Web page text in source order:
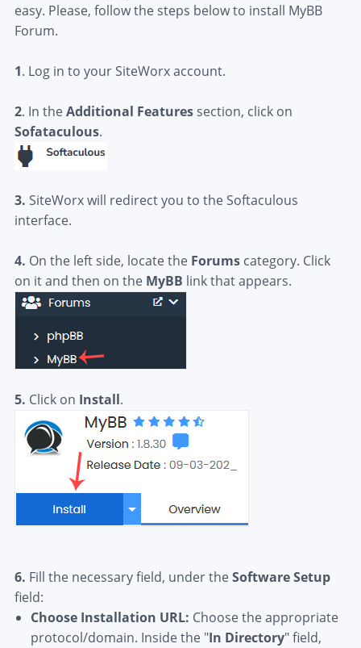
easy. Please, follow the steps below to install MyBB
Forum.
1. Log in to your SiteWorx account.
2. In theAdditional Featuressection, click on
Sofataculous.
3. SiteWorx will redirect you to the Softaculous
interface.
4. On the left side, locate the Forumscategory. Click
on it and then on the MyBB link that appears.
5. Click on Install.
6. Fill the necessary field, under theSoftware Setup
field:
Choose Installation URL: Choose the appropriate
protocol/domain. Inside the "In Directory" field,